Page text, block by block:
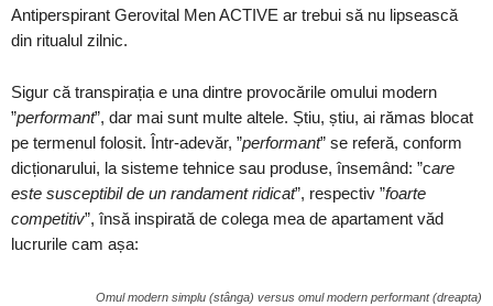
Antiperspirant Gerovital Men ACTIVE ar trebui să nu lipsească
din ritualul zilnic.
Sigur că transpirația e una dintre provocările omului modern
”performant”, dar mai sunt multe altele. Știu, știu, ai rămas blocat
pe termenul folosit. Într-adevăr, ”performant” se referă, conform
dicționarului, la sisteme tehnice sau produse, însemând: ”care
este susceptibil de un randament ridicat”, respectiv ”foarte
competitiv”, însă inspirată de colega mea de apartament văd
lucrurile cam așa:
Omul modern simplu (stânga) versus omul modern performant (dreapta)